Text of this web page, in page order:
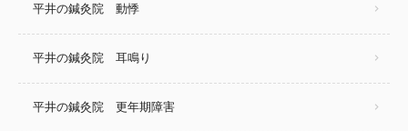
平井の鍼灸院 動悸
平井の鍼灸院 耳鳴り
平井の鍼灸院 更年期障害